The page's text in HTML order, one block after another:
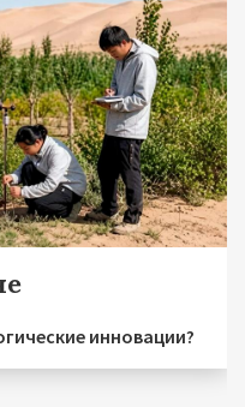
инновации?